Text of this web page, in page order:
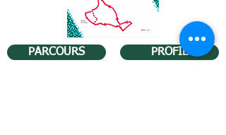
PARCOURS PROFIL